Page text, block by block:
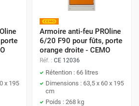
x 195
Armoire anti-feu PROline
6/20 F90 pour fûts, porte
orange droite - CEMO
Réf. : CE 12036
Rétention : 66 litres
Dimensions : 63,5 x 60 x 195
cm
Poids : 268 kg